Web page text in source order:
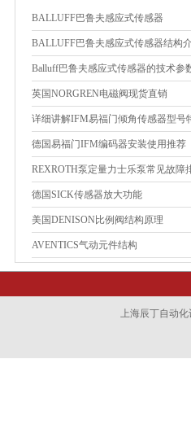
BALLUFF巴鲁夫感应式传感器
BES0006
BALLUFF巴鲁夫感应式传感器结构
绍
Balluff巴鲁夫感应式传感器的技术参
英国NORGREN电磁阀现货直销
详细讲解IFM易福门倾角传感器型号
征
德国易福门IFM编码器安装使用推荐
REXROTH泵定量力士乐泵常见故障
除方法
德国SICK传感器放大功能
美国DENISON比例阀结构原理
AVENTICS气动元件结构
上海辰丁自动化